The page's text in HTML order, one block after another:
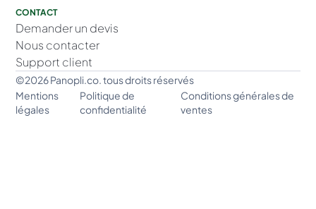
CONTACT
Demander un devis
Nous contacter
Support client
©2026 Panopli.co. tous droits réservés
Mentions
légales
Politique de
confidentialité
Conditions générales de
ventes